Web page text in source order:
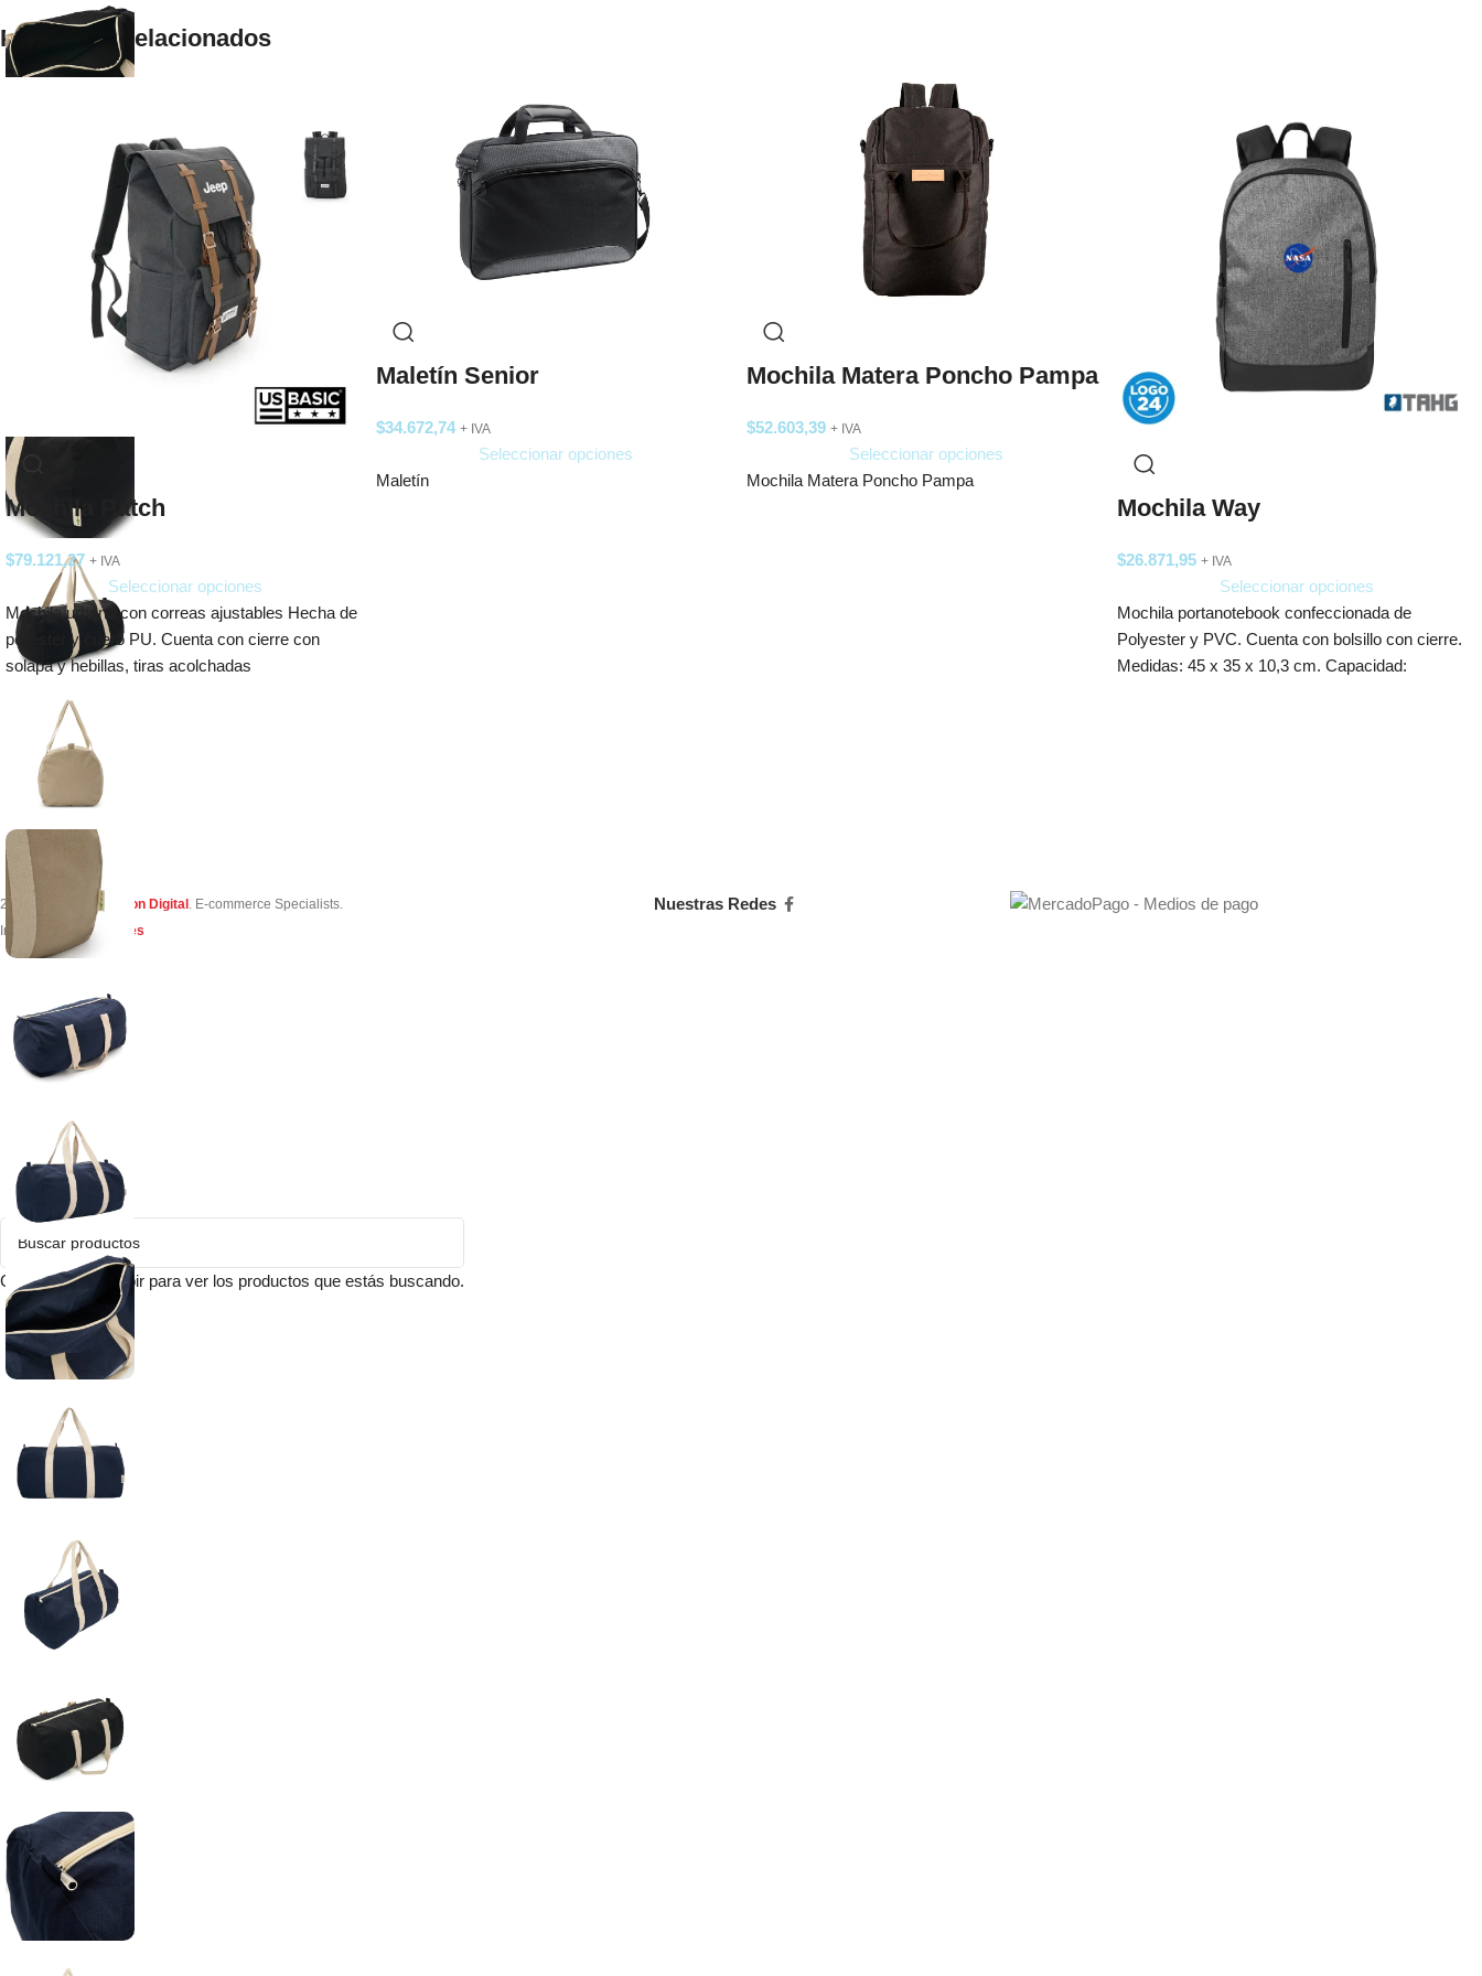
Productos relacionados
Mochila Patch
$79.121,27 + IVA
Seleccionar opciones
Mochila urbana con correas ajustables Hecha de
poliéster y cuero PU. Cuenta con cierre con
solapa y hebillas, tiras acolchadas
Maletín Senior
$34.672,74 + IVA
Seleccionar opciones
Maletín
Mochila Matera Poncho Pampa
$52.603,39 + IVA
Seleccionar opciones
Mochila Matera Poncho Pampa
Mochila Way
$26.871,95 + IVA
Seleccionar opciones
Mochila portanotebook confeccionada de
Polyester y PVC. Cuenta con bolsillo con cierre.
Medidas: 45 x 35 x 10,3 cm. Capacidad:
2023 Creado por Simon Digital. E-commerce Specialists.
Integrado por
TuVendes
Nuestras Redes
Comienza a escribir para ver los productos que estás buscando.